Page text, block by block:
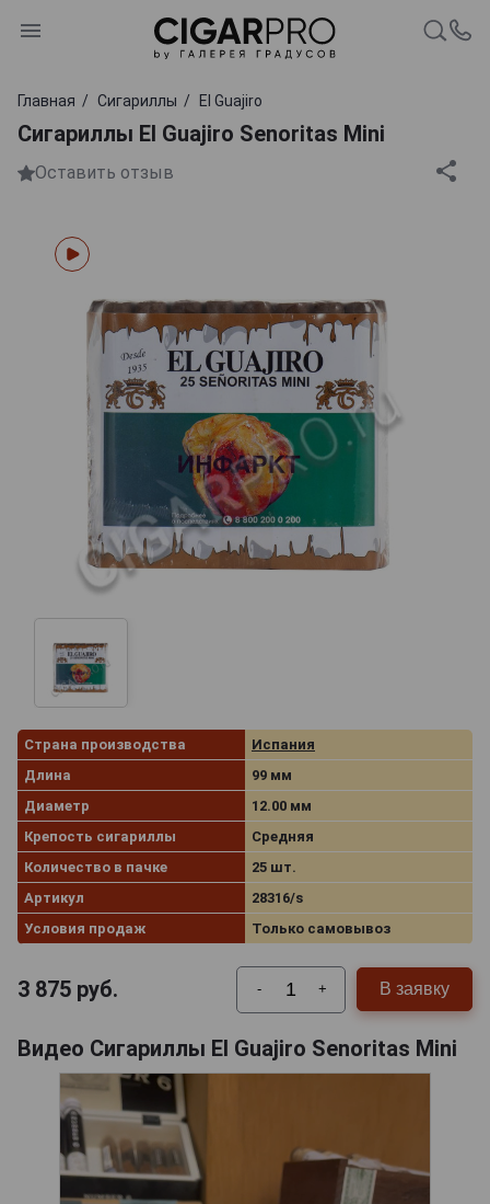
Главная Сигариллы El Guajiro
Сигариллы El Guajiro Senoritas Mini
Оставить отзыв
Страна производства
Испания
Длина
99 мм
Диаметр
12.00 мм
Крепость сигариллы
Средняя
Количество в пачке
25 шт.
Артикул
28316/s
Условия продаж
Только самовывоз
3 875 руб. - + В заявку
Видео Сигариллы El Guajiro Senoritas Mini